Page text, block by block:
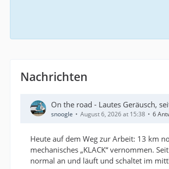
Nachrichten
On the road - Lautes Geräusch,
snoogle August 6, 2026 at 15:38 6
Heute auf dem Weg zur Arbeit: 13 km
mechanisches „KLACK“ vernommen.
normal an und läuft und schaltet im